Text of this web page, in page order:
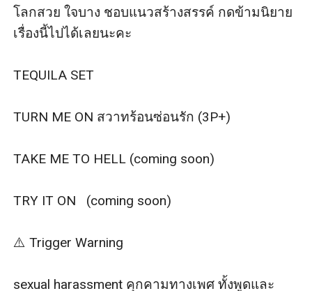
คนหนึ่งของประเทศ
อย่างท่านคามิน ว่าที่แคนดิเดตนายกรัฐมนตรีคนต่อไป
Lion / ไลออน
ผู้สืบทอดตำแหน่งหัวหน้าแก็งมาเฟียใหญ่ ฮ่องกง
และรวมไปถึงสิ่งผิดกฎหมายมากมาย
- คุณชายหนุ่มเพลย์บอย ผู้ไม่เคยเป็นที่สองรองจากใคร -
ผู้จัดจำหน่าย ทั้งโซดา เหล้า เบียร์ เครื่องดื่มชูกำลัง
ผูกขาดทั้งผับดัง ๆ ในไทย และยังจัดจำหน่ายส่งออกไปทั่ว
โลกสวย ใจบาง ชอบแนวสร้างสรรค์ กดข้ามนิยาย
เรื่องนี้ไปได้เลยนะคะ
TEQUILA SET
TURN ME ON สวาทร้อนซ่อนรัก (3P+)
TAKE ME TO HELL (coming soon)
TRY IT ON   (coming soon)
⚠️ Trigger Warning
sexual harassment คุกคามทางเพศ ทั้งพูดและ